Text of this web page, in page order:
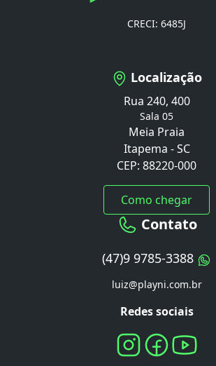
CRECI: 6485J
Localização
Rua 240, 400
Sala 05
Meia Praia
Itapema - SC
CEP: 88220-000
Como chegar
Contato
(47)9 9785-3388
luiz@playni.com.br
Redes sociais